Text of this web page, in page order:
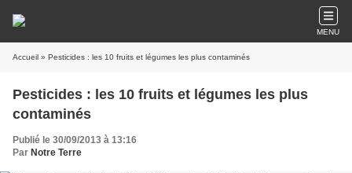
MENU
Accueil » Pesticides : les 10 fruits et légumes les plus contaminés
Pesticides : les 10 fruits et légumes les plus
contaminés
Publié le 30/09/2013 à 13:16
Par Notre Terre